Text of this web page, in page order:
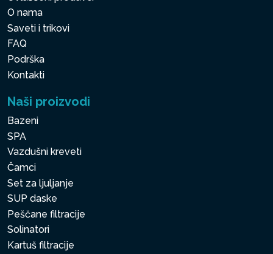
O nama
Saveti i trikovi
FAQ
Podrška
Kontakti
Naši proizvodi
Bazeni
SPA
Vazdušni kreveti
Čamci
Set za ljuljanje
SUP daske
Peščane filtracije
Solinatori
Kartuš filtracije